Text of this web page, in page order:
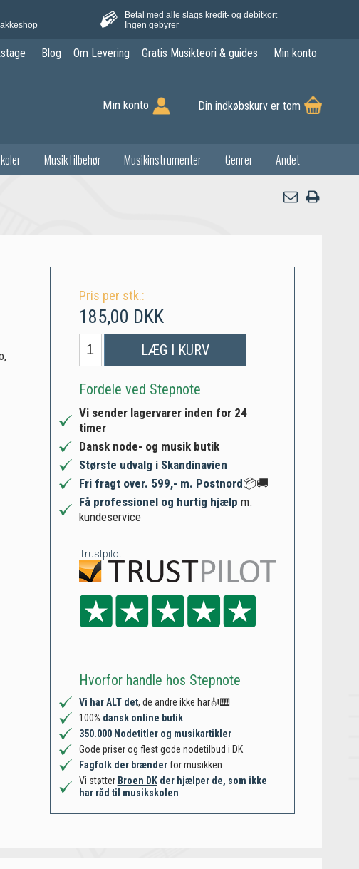
Betal med alle slags kredit- og debitkort
Ingen gebyrer
Blog Om Levering Gratis Musikteori & guides Min konto
Min konto Din indkøbskurv er tom
MusikTilbehør Musikinstrumenter Genrer Andet
Pris per stk.:
185,00 DKK
LÆG I KURV
Fordele ved Stepnote
Vi sender lagervarer inden for 24
timer
Dansk node- og musik butik
Største udvalg i Skandinavien
Fri fragt over. 599,- m. Postnord📦🚚
Få professionel og hurtig hjælp m.
kundeservice
Trustpilot
Hvorfor handle hos Stepnote
Vi har ALT det, de andre ikke har🎻🎹
100% dansk online butik
350.000 Nodetitler og musikartikler
Gode priser og flest gode nodetilbud i DK
Fagfolk der brænderfor musikken
Vi støtter Broen DKder hjælper de, som ikke
har råd til musikskolen